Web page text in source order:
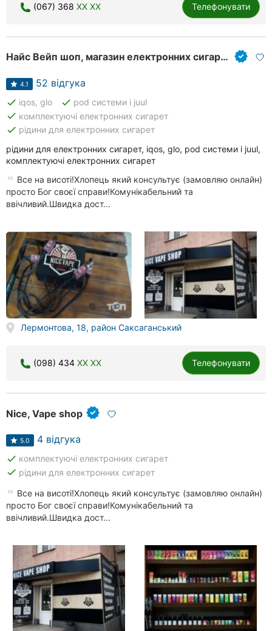
(067) 368 XX XX Телефонувати
Найс Вейп шоп, магазин електронних сигарет та аксесуарів до них
4.1 52 відгука
done iqos, glo done pod системи і juul
done комплектуючі електронних сигарет
done рідини для електронних сигарет
рідини для електронних сигарет, iqos, glo, pod системи і juul,
комплектуючі електронних сигарет
Все на висоті!Хлопець який консультує (замовляю онлайн)
просто Бог своєї справи!Комунікабельний та
ввічливий.Швидка дост...
Лермонтова, 18, район Саксаганський
(098) 434 XX XX Телефонувати
Nice, Vape shop
5.0 4 відгука
done комплектуючі електронних сигарет
done рідини для електронних сигарет
Все на висоті!Хлопець який консультує (замовляю онлайн)
просто Бог своєї справи!Комунікабельний та
ввічливий.Швидка дост...